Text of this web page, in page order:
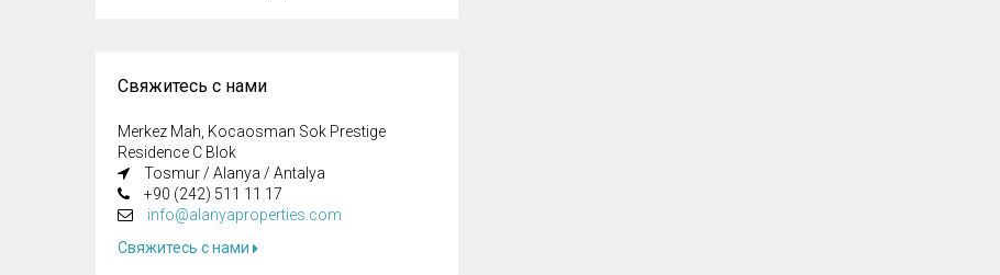
Свяжитесь с нами
Merkez Mah, Kocaosman Sok Prestige
Residence C Blok
Tosmur / Alanya / Antalya
+90 (242) 511 11 17
info@alanyaproperties.com
Свяжитесь с нами